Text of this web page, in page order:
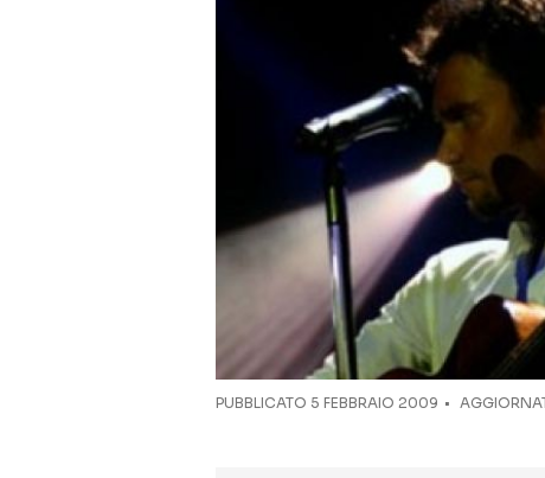
PUBBLICATO 5 FEBBRAIO 2009